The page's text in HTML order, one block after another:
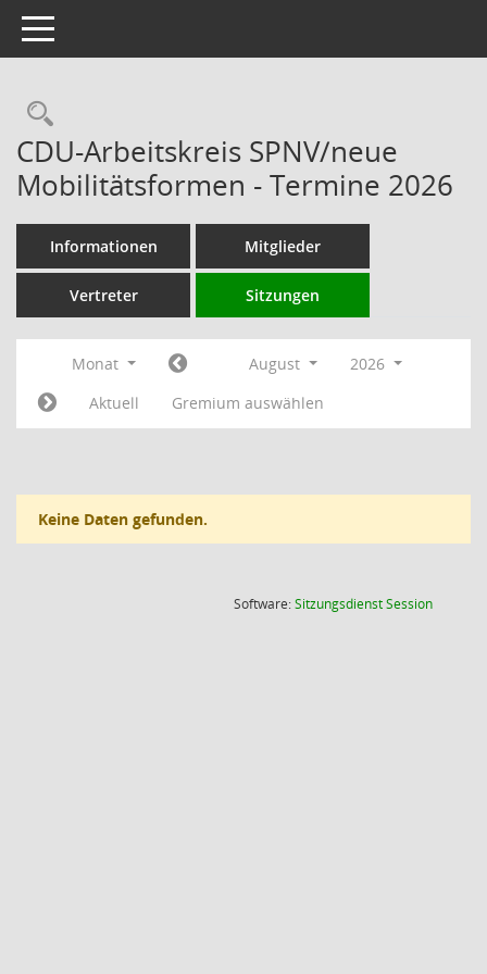
Toggle navigation
Rechercheauswahl
CDU-Arbeitskreis SPNV/neue
Mobilitätsformen - Termine 2026
Informationen Mitglieder
Vertreter Sitzungen
Monat August
2026
Aktuell
Gremium auswählen
Keine Daten gefunden.
Software:SitzungsdienstSession(Wird in